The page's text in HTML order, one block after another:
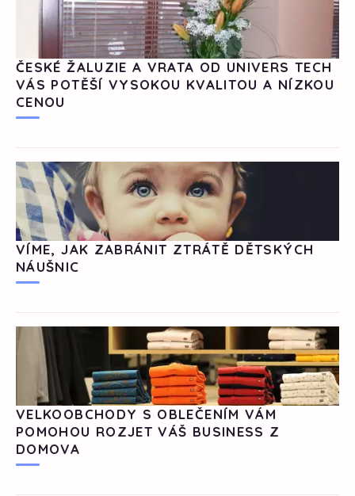
ČESKÉ ŽALUZIE A VRATA OD UNIVERS TECH
VÁS POTĚŠÍ VYSOKOU KVALITOU A NÍZKOU
CENOU
VÍME, JAK ZABRÁNIT ZTRÁTĚ DĚTSKÝCH
NÁUŠNIC
VELKOOBCHODY S OBLEČENÍM VÁM
POMOHOU ROZJET VÁŠ BUSINESS Z
DOMOVA